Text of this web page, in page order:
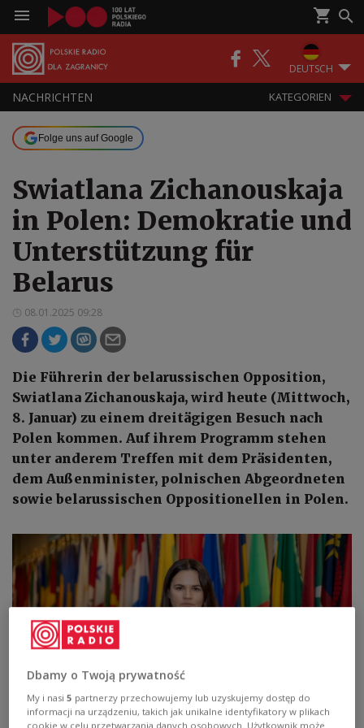
DEUTSCH
NACHRICHTEN KATEGORIEN
Folge uns auf Google
Swiatlana Zichanouskaja
in Polen: Demokratie und
Unterstützung für
Belarus
08.01.2025 09:28
Die Führerin der belarussischen Opposition,
Swiatlana Zichanouskaja, wird heute (Mittwoch,
8. Januar) zu einem dreitägigen Besuch nach
Polen kommen. Auf ihrem Programm stehen
unter anderem Treffen mit dem Präsidenten,
dem Außenminister, polnischen Abgeordneten
sowie belarussischen Oppositionellen in Polen.
Dbamy o Twoją prywatność
My i nasi5 partnerzy przechowujemy lub uzyskujemy dostęp do
informacji na urządzeniu, takich jak unikalne identyfikatory w plikach
cookie w celu przetwarzania danych osobowych. Użytkownik może